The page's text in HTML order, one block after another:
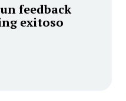
feedback
exitoso